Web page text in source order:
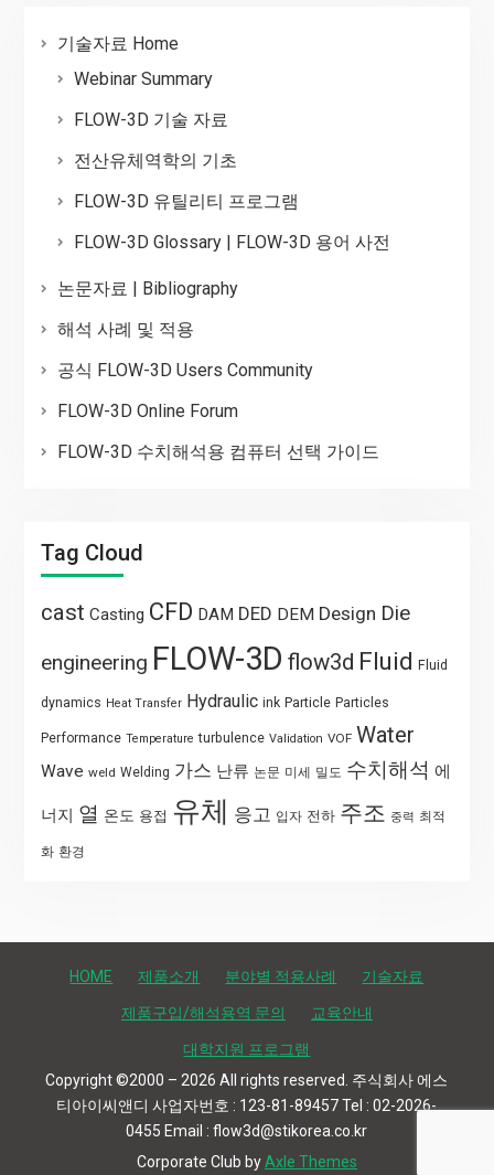
기술자료 Home
Webinar Summary
FLOW-3D 기술 자료
전산유체역학의 기초
FLOW-3D 유틸리티 프로그램
FLOW-3D Glossary | FLOW-3D 용어 사전
논문자료 | Bibliography
해석 사례 및 적용
공식 FLOW-3D Users Community
FLOW-3D Online Forum
FLOW-3D 수치해석용 컴퓨터 선택 가이드
Tag Cloud
cast Casting CFD DAM DED DEM Design Die
engineering FLOW-3D flow3d Fluid Fluid
dynamics Heat Transfer Hydraulic ink Particle Particles
Performance Temperature turbulence Validation VOF Water
Wave weld Welding 가스 난류 논문 미세 밀도 수치해석 에
너지 열 온도 용접 유체 응고 입자 전하 주조 중력 최적
화 환경
HOME 제품소개 분야별 적용사례 기술자료
제품구입/해석용역 문의 교육안내
대학지원 프로그램
Copyright ©2000 – 2026 All rights reserved. 주식회사 에스
티아이씨앤디 사업자번호 : 123-81-89457 Tel : 02-2026-
0455 Email : flow3d@stikorea.co.kr
Corporate Club byAxle Themes